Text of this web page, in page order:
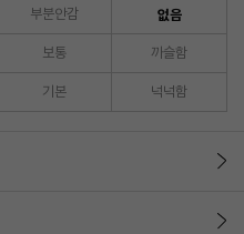
부분안감 없음
보통 까슬함
기본 넉넉함